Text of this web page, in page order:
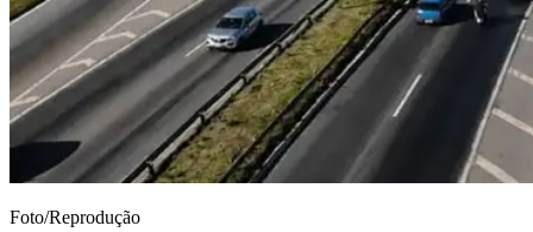
Foto/Reprodução